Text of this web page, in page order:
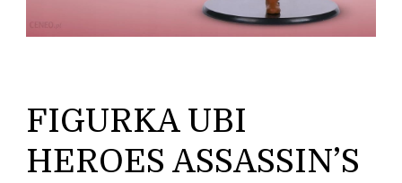
FIGURKA UBI
HEROES ASSASSIN’S